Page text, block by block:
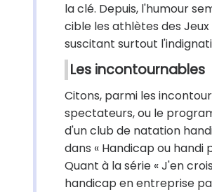
la clé. Depuis, l'humour
cible les athlètes des
suscitant surtout
Les incontournables
Citons, parmi les
spectateurs, ou le
d'un club de natation
dans « Handicap ou
Quant à la série « J'en
handicap en entreprise